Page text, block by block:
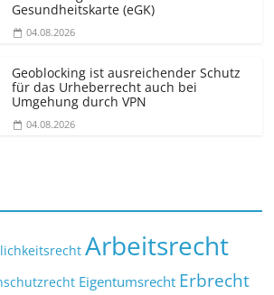
Gesundheitskarte (eGK)
04.08.2026
Geoblocking ist ausreichender Schutz
für das Urheberrecht auch bei
Umgehung durch VPN
04.08.2026
Arbeitsrecht
Eigentumsrecht Erbrecht